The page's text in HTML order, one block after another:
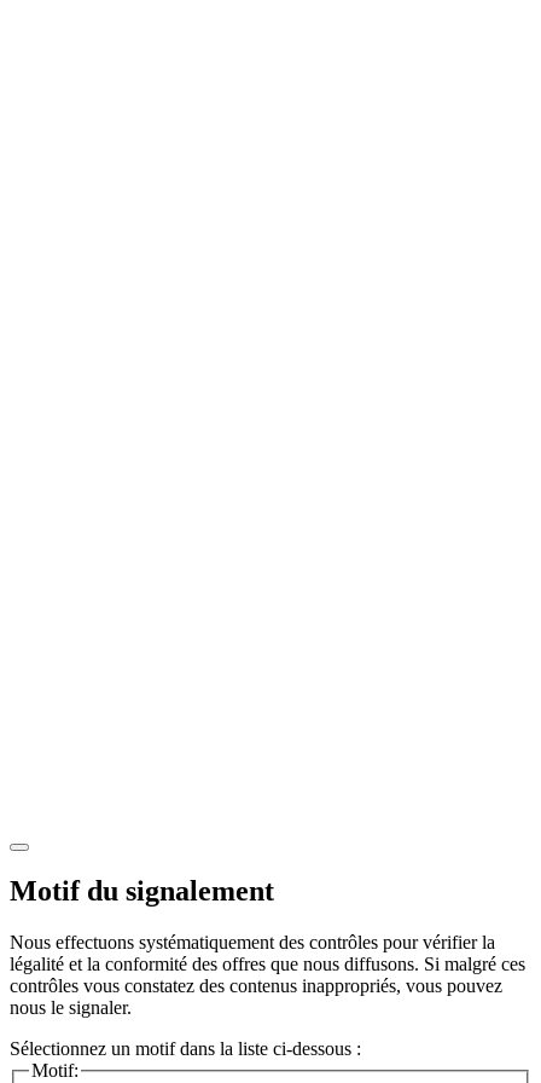
Motif du signalement
Nous effectuons systématiquement des contrôles pour vérifier la
légalité et la conformité des offres que nous diffusons. Si malgré ces
contrôles vous constatez des contenus inappropriés, vous pouvez
nous le signaler.
Sélectionnez un motif dans la liste ci-dessous :
Motif: